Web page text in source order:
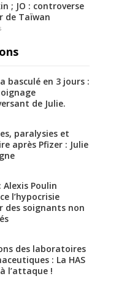
; JO : controverse
de Taïwan
basculé en 3 jours :
de Julie.
paralysies et
après Pfizer : Julie
Alexis Poulin
l’hypocrisie
des soignants non
des laboratoires
: La HAS
l’attaque !